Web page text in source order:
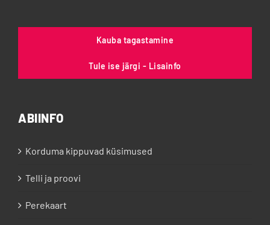
Kauba tagastamine
Tule ise järgi - Lisainfo
ABIINFO
Korduma kippuvad küsimused
Telli ja proovi
Perekaart